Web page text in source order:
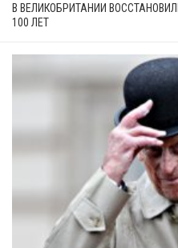
В ВЕЛИКОБРИТАНИИ
100 ЛЕТ